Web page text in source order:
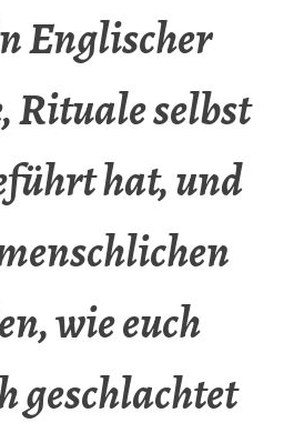
Englischer
Rituale selbst
hat, und
wie euch
geschlachtet